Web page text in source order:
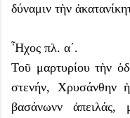
δύναμιν τὴν
Ἦχος πλ. α΄.
Τοῦ μαρτυρίου τὴν
στενήν, Χρυσάνθην
βασάνωνν ἀπειλάς,